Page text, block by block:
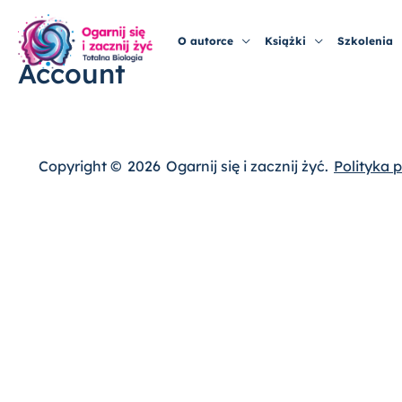
treści
O autorce Książki Szkolenia
Account
Copyright © 2026 Ogarnij się i zacznij żyć. Polityka